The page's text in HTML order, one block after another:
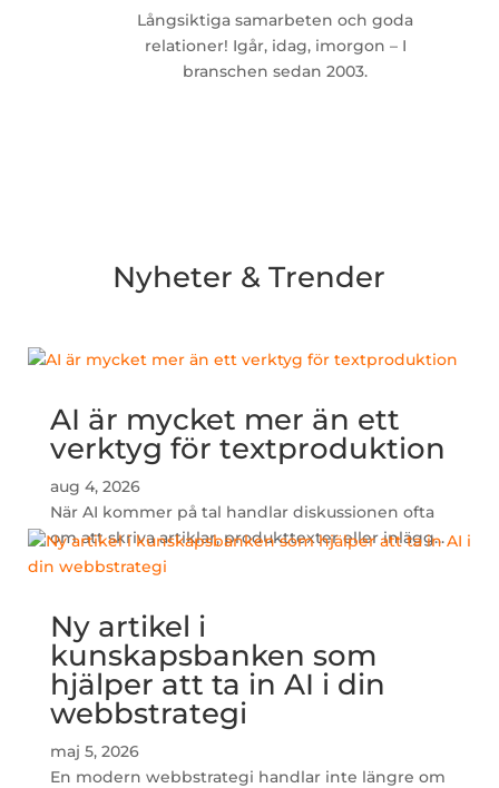
Långsiktiga samarbeten och goda
relationer! Igår, idag, imorgon – I
branschen sedan 2003.
Nyheter & Trender
AI är mycket mer än ett
verktyg för textproduktion
aug 4, 2026
När AI kommer på tal handlar diskussionen ofta
om att skriva artiklar, produkttexter eller inlägg...
Ny artikel i
kunskapsbanken som
hjälper att ta in AI i din
webbstrategi
maj 5, 2026
En modern webbstrategi handlar inte längre om